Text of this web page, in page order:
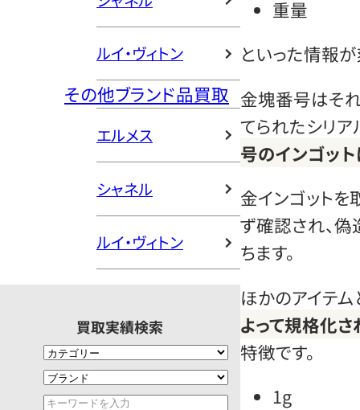
ルイ・ヴィトン
その他ブランド品買取
エルメス
シャネル
ルイ・ヴィトン
買取実績検索
重量
といった情報
金塊番号はそ
てられたシリア
号のインゴッ
金インゴット
ず確認され、
ちます。
ほかのアイテム
よって規格化さ
特徴です。
1g